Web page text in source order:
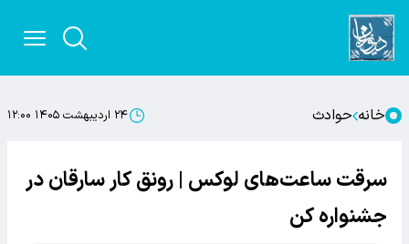
خانه حوادث ۲۴ اردیبهشت ۱۴۰۵ ۱۲:۰۰
سرقت ساعت‌های لوکس | رونق کار سارقان در
جشنواره کن